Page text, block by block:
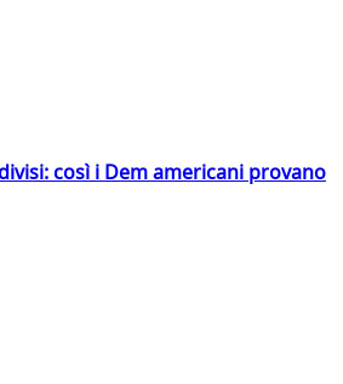
così i Dem americani provano